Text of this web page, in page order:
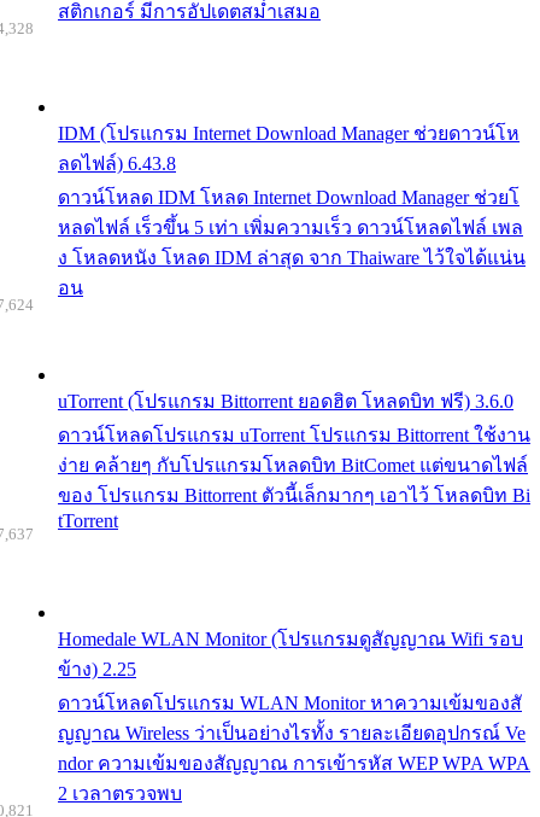
สติกเกอร์ มีการอัปเดตสม่ำเสมอ
IDM (โปรแกรม Internet Download Manager ช่วยดาวน์โห
ลดไฟล์) 6.43.8
ดาวน์โหลด IDM โหลด Internet Download Manager ช่วยโ
หลดไฟล์ เร็วขึ้น 5 เท่า เพิ่มความเร็ว ดาวน์โหลดไฟล์ เพล
ง โหลดหนัง โหลด IDM ล่าสุด จาก Thaiware ไว้ใจได้แน่น
อน
uTorrent (โปรแกรม Bittorrent ยอดฮิต โหลดบิท ฟรี) 3.6.0
ดาวน์โหลดโปรแกรม uTorrent โปรแกรม Bittorrent ใช้งาน
ง่าย คล้ายๆ กับโปรแกรมโหลดบิท BitComet แต่ขนาดไฟล์
ของ โปรแกรม Bittorrent ตัวนี้เล็กมากๆ เอาไว้ โหลดบิท Bi
tTorrent
Homedale WLAN Monitor (โปรแกรมดูสัญญาณ Wifi รอบ
ข้าง) 2.25
ดาวน์โหลดโปรแกรม WLAN Monitor หาความเข้มของสั
ญญาณ Wireless ว่าเป็นอย่างไรทั้ง รายละเอียดอุปกรณ์ Ve
ndor ความเข้มของสัญญาณ การเข้ารหัส WEP WPA WPA
2 เวลาตรวจพบ